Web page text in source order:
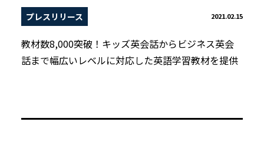
プレスリリース 2021.02.15
教材数8,000突破！キッズ英会話からビジネス英会
話まで幅広いレベルに対応した英語学習教材を提供